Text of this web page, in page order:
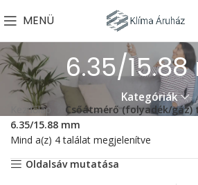
MENÜ
6.35/
Kategóriák
Kezdőlap
Csőátmérő (folyadék/gáz)
6.35/15.88 mm
Mind a(z) 4 találat megjelenítve
Oldalsáv mutatása